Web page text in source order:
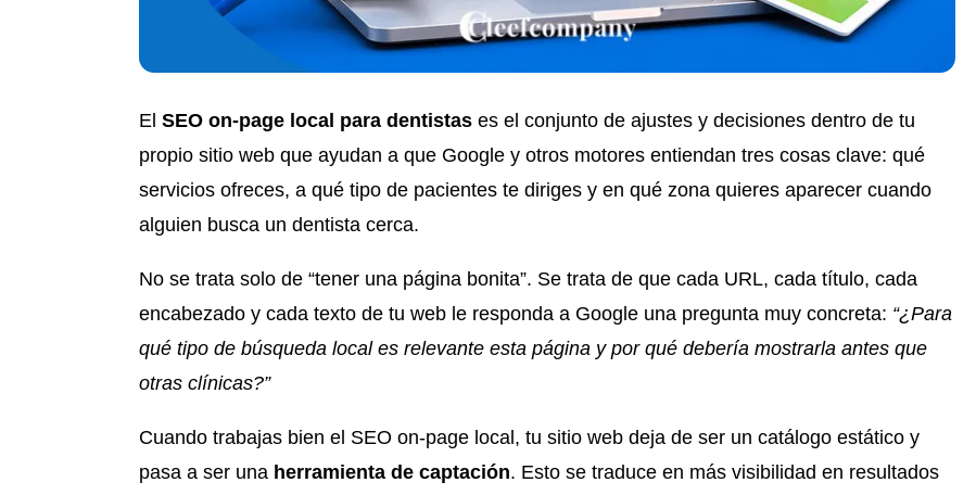
El SEO on-page local para dentistases el conjunto de ajustes y decisiones dentro de tu
propio sitio web que ayudan a que Google y otros motores entiendan tres cosas clave: qué
servicios ofreces, a qué tipo de pacientes te diriges y en qué zona quieres aparecer cuando
alguien busca un dentista cerca.
No se trata solo de “tener una página bonita”. Se trata de que cada URL, cada título, cada
encabezado y cada texto de tu web le responda a Google una pregunta muy concreta: “¿Para
qué tipo de búsqueda local es relevante esta página y por qué debería mostrarla antes que
otras clínicas?”
Cuando trabajas bien el SEO on-page local, tu sitio web deja de ser un catálogo estático y
pasa a ser una herramienta de captación. Esto se traduce en más visibilidad en resultados